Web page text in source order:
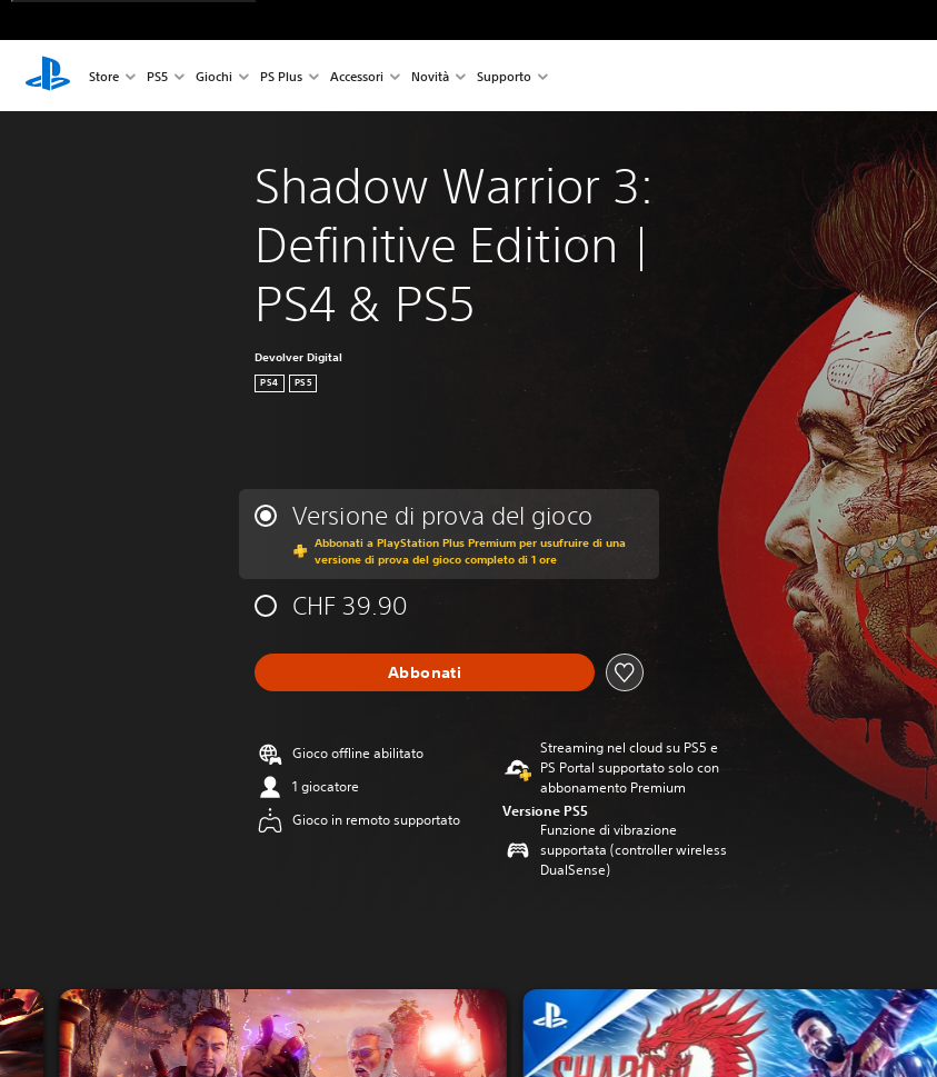
Store PS5 Giochi PS Plus Accessori Novità Supporto
Shadow Warrior 3:
Definitive Edition |
PS4 & PS5
Devolver Digital
PS4 PS5
Versione di prova del gioco
Abbonati a PlayStation Plus Premium per usufruire di una
versione di prova del gioco completo di 1 ore
CHF 39.90
Abbonati
Gioco offline abilitato
1 giocatore
Gioco in remoto supportato
Streaming nel cloud su PS5 e
PS Portal supportato solo con
abbonamento Premium
Versione PS5
Funzione di vibrazione
supportata (controller wireless
DualSense)